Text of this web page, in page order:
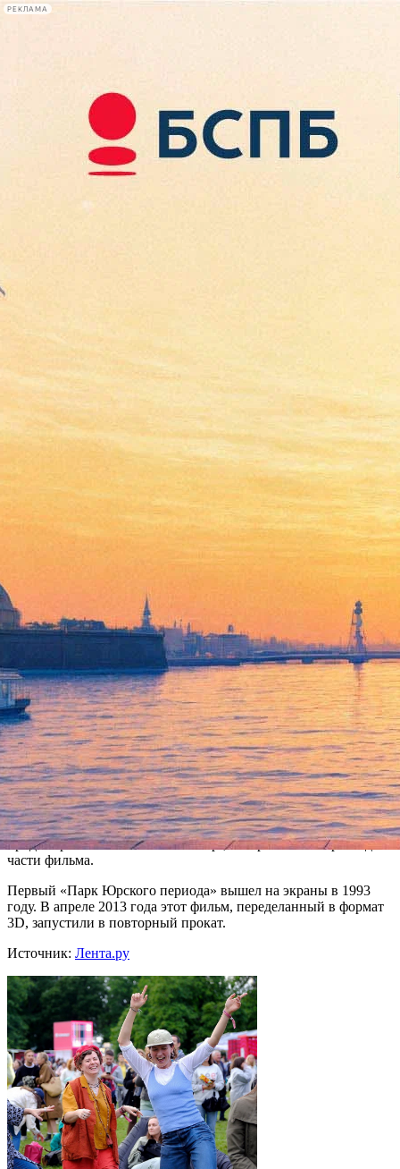
РЕКЛАМА
Сегодня:
2026.08.07
13:31
Афиша Plus
В «Парке Юрского периода
4» появится новый динозавр
05 апреля 2013,15:40 Версия для печати
В фильме «Парк Юрского периода 4» появится вид
динозавров, которого не было в предыдущих частях. Об этом
газете USA Today заявил палеонтолог Джек Хорнер (Jack
Horner), консультирующий создателей картины.
«Я не могу сказать точно, кто именно это будет. Но после
просмотра фильма вы захотите спать при включенном свете»,
— цитирует издание ученого. Других деталей четвертой
части франшизы газета не приводит.
Как ожидается, «Парк Юрского периода 4» выйдет в прокат
летом 2014 года. Он будет снят в формате 3D. Режиссером
картины выступает Колин Треворроу (Colin Trevorrow), ранее
снимавший только независимое кино. Исполнительным
продюсером стал Стивен Спилберг, который снял первые две
части фильма.
Первый «Парк Юрского периода» вышел на экраны в 1993
году. В апреле 2013 года этот фильм, переделанный в формат
3D, запустили в повторный прокат.
Источник: Лента.ру